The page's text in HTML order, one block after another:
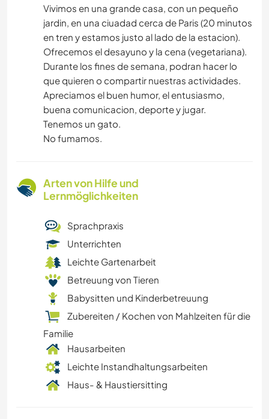
Vivimos en una grande casa, con un pequeño
jardin, en una ciuadad cerca de Paris (20 minutos
en tren y estamos justo al lado de la estacion).
Ofrecemos el desayuno y la cena (vegetariana).
Durante los fines de semana, podran hacer lo
que quieren o compartir nuestras actividades.
Apreciamos el buen humor, el entusiasmo,
buena comunicacion, deporte y jugar.
Tenemos un gato.
No fumamos.
Arten von Hilfe und
Lernmöglichkeiten
Sprachpraxis
Unterrichten
Leichte Gartenarbeit
Betreuung von Tieren
Babysitten und Kinderbetreuung
Zubereiten / Kochen von Mahlzeiten für die
Familie
Hausarbeiten
Leichte Instandhaltungsarbeiten
Haus- & Haustiersitting